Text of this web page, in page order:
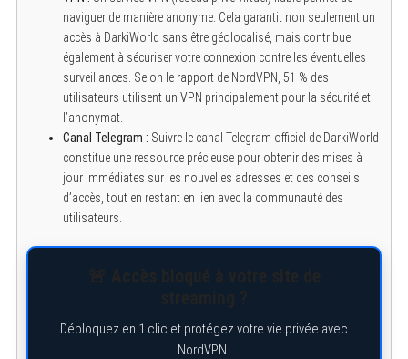
naviguer de manière anonyme. Cela garantit non seulement un
accès à DarkiWorld sans être géolocalisé, mais contribue
également à sécuriser votre connexion contre les éventuelles
surveillances. Selon le rapport de NordVPN, 51 % des
utilisateurs utilisent un VPN principalement pour la sécurité et
l’anonymat.
Canal Telegram : Suivre le canal Telegram officiel de DarkiWorld
constitue une ressource précieuse pour obtenir des mises à
jour immédiates sur les nouvelles adresses et des conseils
d’accès, tout en restant en lien avec la communauté des
utilisateurs.
Débloquez en 1 clic et protégez votre vie privée avec
NordVPN.
S
o